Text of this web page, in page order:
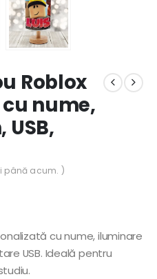
Roblox
nume,
până acum. )
lei.
cu nume, iluminare
USB. Ideală pentru